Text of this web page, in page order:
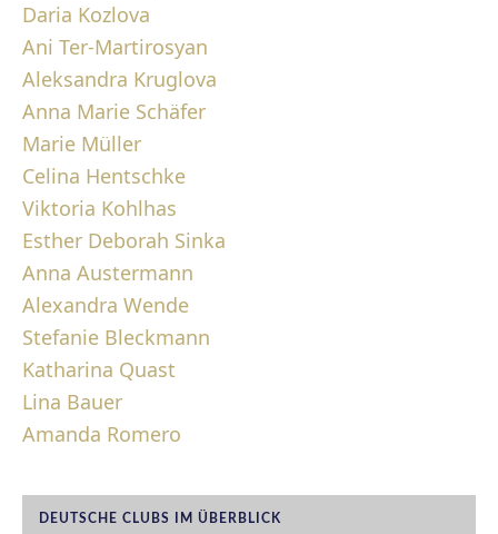
Daria Kozlova
Ani Ter-Martirosyan
Aleksandra Kruglova
Anna Marie Schäfer
Marie Müller
Celina Hentschke
Viktoria Kohlhas
Esther Deborah Sinka
Anna Austermann
Alexandra Wende
Stefanie Bleckmann
Katharina Quast
Lina Bauer
Amanda Romero
DEUTSCHE CLUBS IM ÜBERBLICK